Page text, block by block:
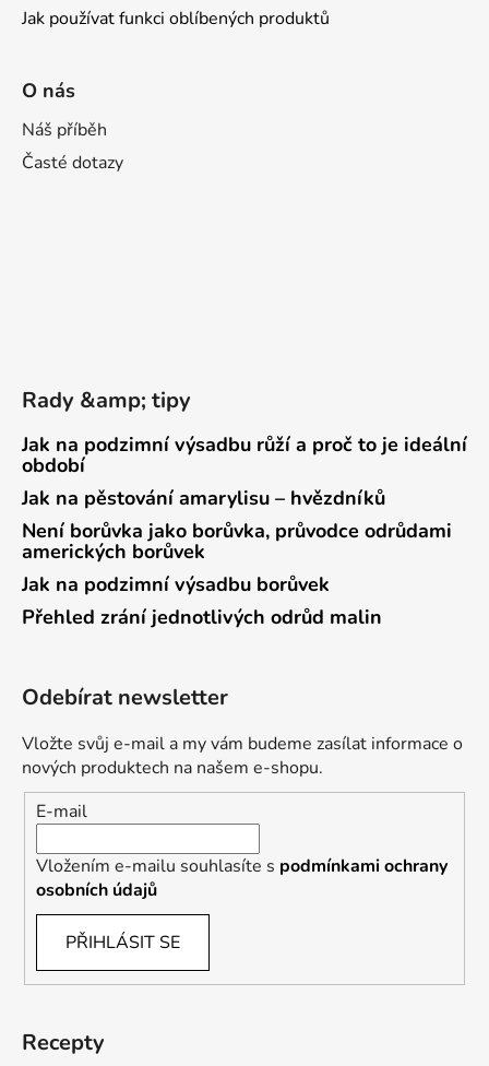
Jak používat funkci oblíbených produktů
O nás
Náš příběh
Časté dotazy
Rady &amp; tipy
Jak na podzimní výsadbu růží a proč to je ideální
období
Jak na pěstování amarylisu – hvězdníků
Není borůvka jako borůvka, průvodce odrůdami
amerických borůvek
Jak na podzimní výsadbu borůvek
Přehled zrání jednotlivých odrůd malin
Odebírat newsletter
Vložte svůj e-mail a my vám budeme zasílat informace o
nových produktech na našem e-shopu.
E-mail
Vložením e-mailu souhlasíte s podmínkami ochrany
osobních údajů
PŘIHLÁSIT SE
Recepty